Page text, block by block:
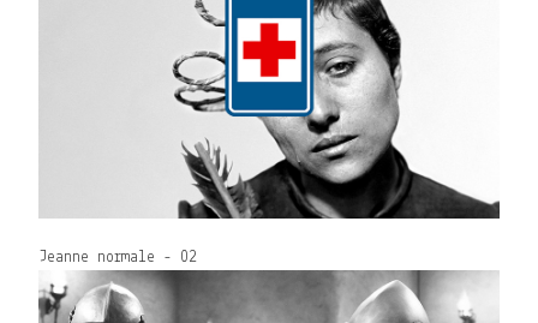
Jeanne normale - 02